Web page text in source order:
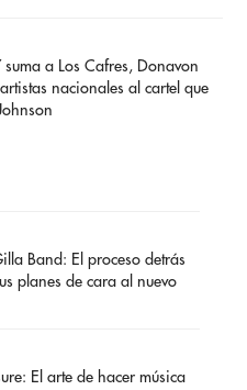
suma a Los Cafres, Donavon
nacionales al cartel que
Band: El proceso detrás
planes de cara al nuevo
El arte de hacer música